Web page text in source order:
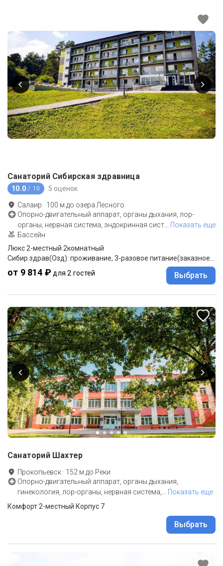
Санаторий Сибирская здравница
10.0 / 10 5 оценок
Салаир · 100 м до озера Лесного
Опорно-двигательный аппарат, органы дыхания, лор-
органы, нервная система, эндокринная сист… Показать еще
Бассейн
Люкс 2-местный 2комнатный
Сибир.здрав(Озд): проживание, 3-разовое питание(заказное меню)
от 9 814 ₽ для 2 гостей Выбрать
Санаторий Шахтер
Прокопьевск · 152 м до Реки
Опорно-двигательный аппарат, органы дыхания,
гинекология, лор-органы, нервная система,
Показать еще
Комфорт 2-местный Корпус 7
Выбрать